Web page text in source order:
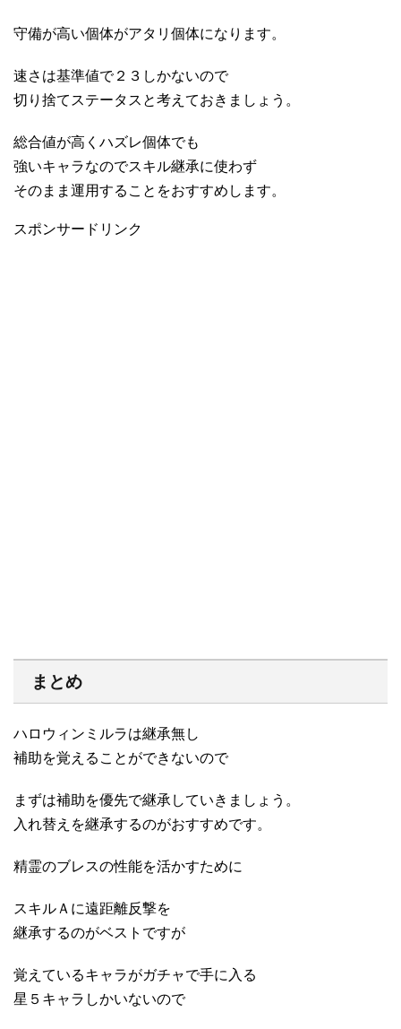
守備が高い個体がアタリ個体になります。
速さは基準値で２３しかないので
切り捨てステータスと考えておきましょう。
総合値が高くハズレ個体でも
強いキャラなのでスキル継承に使わず
そのまま運用することをおすすめします。
スポンサードリンク
まとめ
ハロウィンミルラは継承無し
補助を覚えることができないので
まずは補助を優先で継承していきましょう。
入れ替えを継承するのがおすすめです。
精霊のブレスの性能を活かすために
スキルＡに遠距離反撃を
継承するのがベストですが
覚えているキャラがガチャで手に入る
星５キャラしかいないので